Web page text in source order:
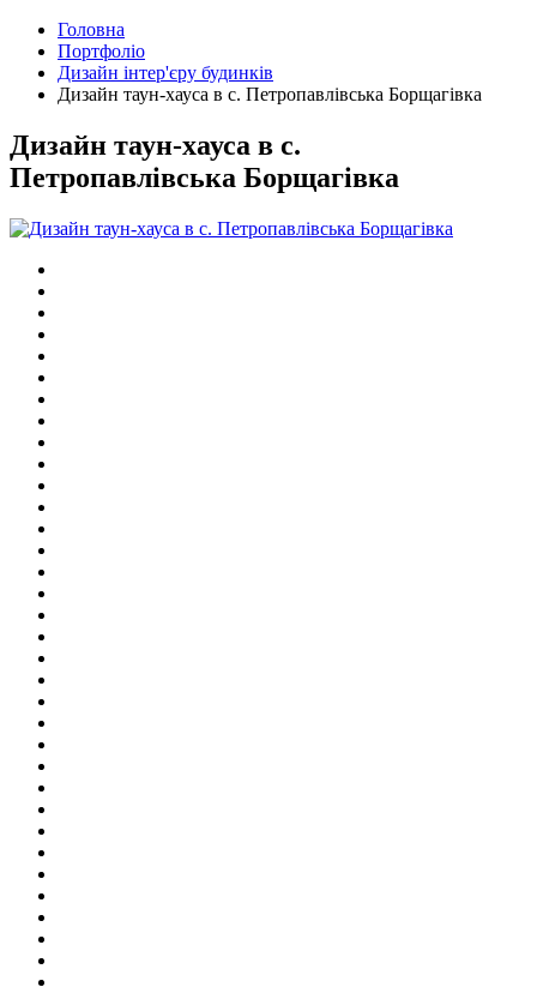
Головна
Портфоліо
Дизайн інтер'єру будинків
Дизайн таун-хауса в с. Петропавлівська Борщагівка
Дизайн таун-хауса в с.
Петропавлівська Борщагівка